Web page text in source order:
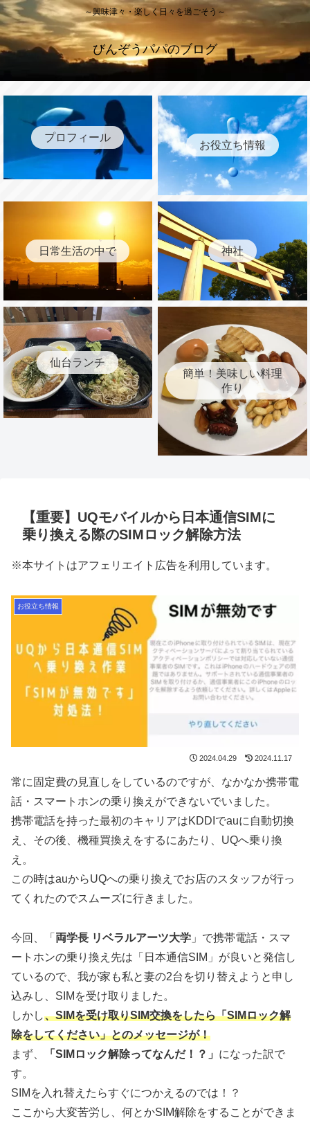
～興味津々・楽しく日々を過ごそう～
びんぞうパパのブログ
プロフィール
お役立ち情報
日常生活の中で 神社
仙台ランチ
簡単！美味しい料理
作り
【重要】UQモバイルから日本通信SIMに
乗り換える際のSIMロック解除方法
※本サイトはアフェリエイト広告を利用しています。
お役立ち情報
2024.04.29 2024.11.17
常に固定費の見直しをしているのですが、なかなか携帯電
話・スマートホンの乗り換えができないでいました。
携帯電話を持った最初のキャリアはKDDIでauに自動切換
え、その後、機種買換えをするにあたり、UQへ乗り換
え。
この時はauからUQへの乗り換えでお店のスタッフが行っ
てくれたのでスムーズに行きました。
今回、「 両学長 リベラルアーツ大学 」で携帯電話・スマ
ートホンの乗り換え先は「日本通信SIM」が良いと発信し
ているので、我が家も私と妻の2台を切り替えようと申し
込みし、SIMを受け取りました。
しかし、SIMを受け取りSIM交換をしたら「SIMロック解
除をしてください」とのメッセージが！
まず、
「SIMロック解除ってなんだ！？」 になった訳で
す。
SIMを入れ替えたらすぐにつかえるのでは！？
ここから大変苦労し、何とかSIM解除をすることができま